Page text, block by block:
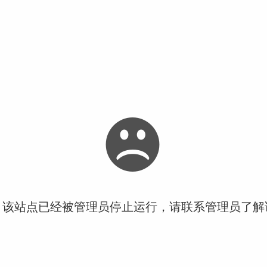
站点已经被管理员停止运行，请联系管理员了